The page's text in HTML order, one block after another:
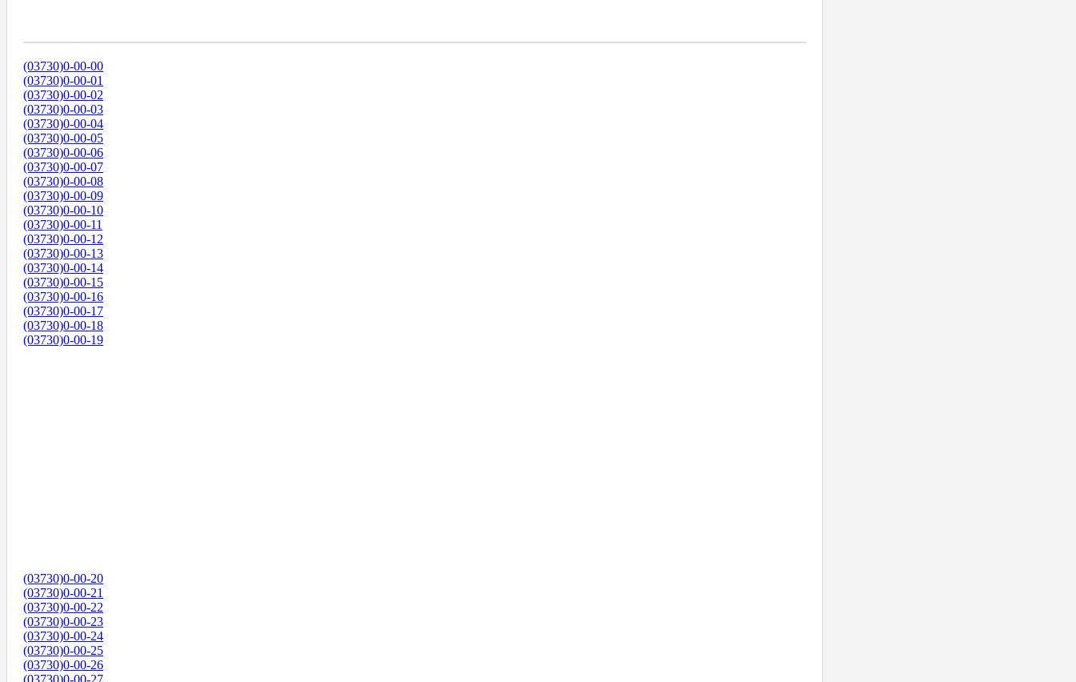
(03730)0-00-00
(03730)0-00-01
(03730)0-00-02
(03730)0-00-03
(03730)0-00-04
(03730)0-00-05
(03730)0-00-06
(03730)0-00-07
(03730)0-00-08
(03730)0-00-09
(03730)0-00-10
(03730)0-00-11
(03730)0-00-12
(03730)0-00-13
(03730)0-00-14
(03730)0-00-15
(03730)0-00-16
(03730)0-00-17
(03730)0-00-18
(03730)0-00-19
(03730)0-00-20
(03730)0-00-21
(03730)0-00-22
(03730)0-00-23
(03730)0-00-24
(03730)0-00-25
(03730)0-00-26
(03730)0-00-27